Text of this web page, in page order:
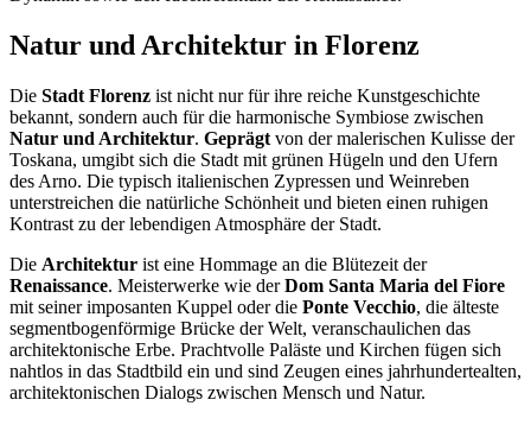
Natur und Architektur in Florenz
Die Stadt Florenz ist nicht nur für ihre reiche Kunstgeschichte
bekannt, sondern auch für die harmonische Symbiose zwischen
Natur und Architektur. Geprägt von der malerischen Kulisse der
Toskana, umgibt sich die Stadt mit grünen Hügeln und den Ufern
des Arno. Die typisch italienischen Zypressen und Weinreben
unterstreichen die natürliche Schönheit und bieten einen ruhigen
Kontrast zu der lebendigen Atmosphäre der Stadt.
Die Architektur ist eine Hommage an die Blütezeit der
Renaissance. Meisterwerke wie derDom Santa Maria del Fiore
mit seiner imposanten Kuppel oder die Ponte Vecchio, die älteste
segmentbogenförmige Brücke der Welt, veranschaulichen das
architektonische Erbe. Prachtvolle Paläste und Kirchen fügen sich
nahtlos in das Stadtbild ein und sind Zeugen eines jahrhundertealten,
architektonischen Dialogs zwischen Mensch und Natur.